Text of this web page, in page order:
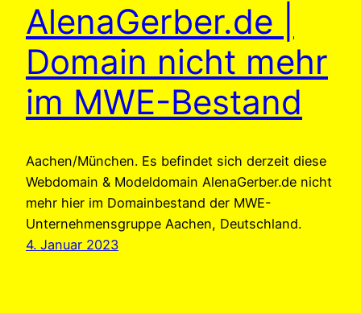
AlenaGerber.de |
Domain nicht mehr
im MWE-Bestand
Aachen/München. Es befindet sich derzeit diese
Webdomain & Modeldomain AlenaGerber.de nicht
mehr hier im Domainbestand der MWE-
Unternehmensgruppe Aachen, Deutschland.
4. Januar 2023